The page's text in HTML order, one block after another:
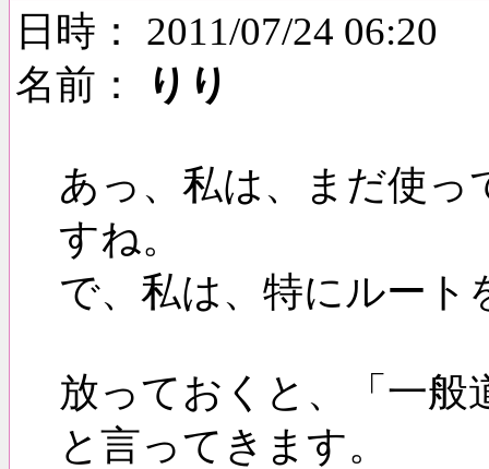
日時： 2011/07/24 06:20
名前：
りり
あっ、私は、まだ使
すね。
で、私は、特にルー
放っておくと、「一般
と言ってきます。